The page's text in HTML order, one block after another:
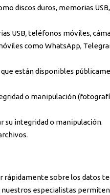
discos duros, memorias
USB, teléfonos móviles,
como WhatsApp,
están disponibles
o manipulación
su integridad o manipulación.
rápidamente sobre los datos
especialistas